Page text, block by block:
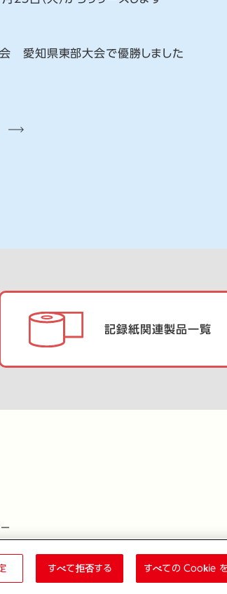
愛知県東部大会で優勝しました
記録紙関連製品一覧
すべて拒否する すべての Cookie